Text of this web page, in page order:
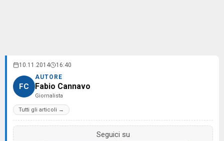
10.11.2014 16:40
FC
AUTORE
Fabio Cannavo
Giornalista
Tutti gli articoli →
Seguici su